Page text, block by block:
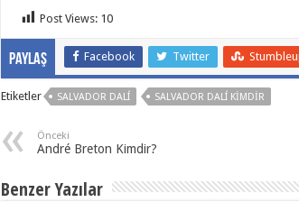
Post Views: 10
Paylaş Facebook Twitter
Etiketler SALVADOR DALÍ SALVADOR DALÍ KIMDIR
Önceki
André Breton Kimdir?
Benzer Yazılar